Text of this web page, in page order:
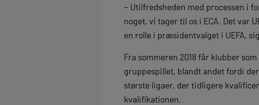
– Utilfredsheden med processen i
noget, vi tager til os i ECA. Det var
en rolle i præsidentvalget i UEFA,
Fra sommeren 2018 får klubber
gruppespillet, blandt andet fordi
største ligaer, der tidligere
kvalifikationen.